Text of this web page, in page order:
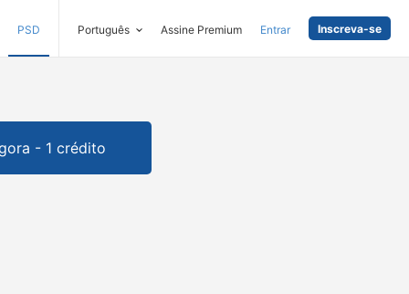
PSD Português Assine Premium Entrar Inscreva-se
- 1 crédito